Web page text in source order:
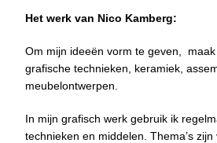
Het werk van Nico Kamberg:
Om mijn ideeën vorm te geven,
grafische technieken, keramiek,
meubelontwerpen.
In mijn grafisch werk gebruik ik
technieken en middelen. Thema’s